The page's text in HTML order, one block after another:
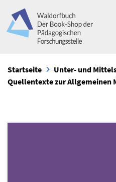
Startseite Unter- und
Quellentexte zur Allgemeinen